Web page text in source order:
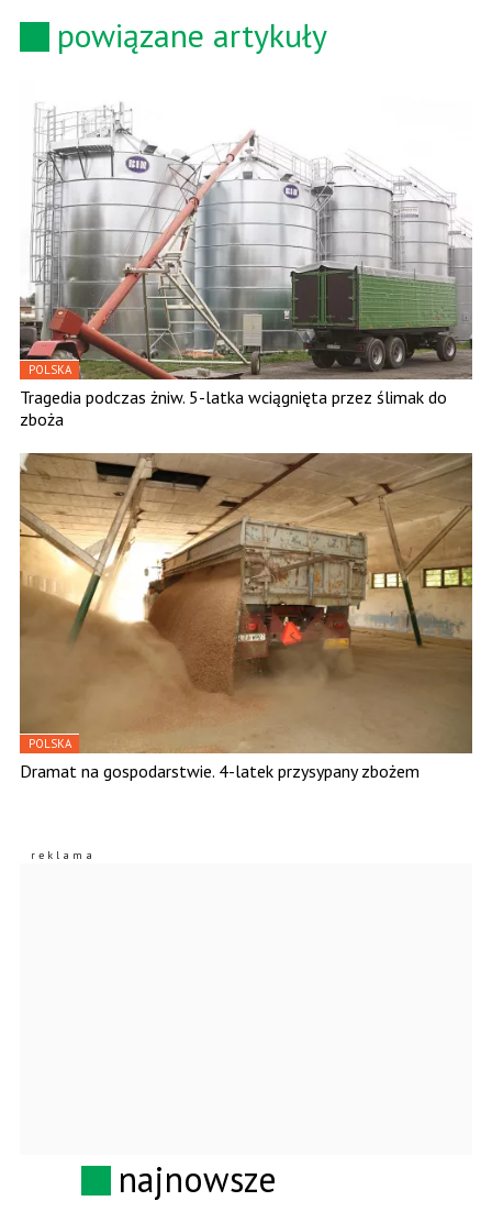
powiązane artykuły
POLSKA
Tragedia podczas żniw. 5-latka wciągnięta przez ślimak do
zboża
POLSKA
Dramat na gospodarstwie. 4-latek przysypany zbożem
najnowsze